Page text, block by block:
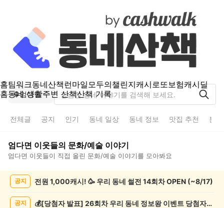
홈팀워크동네산책런마일모두의챌린지캐시로또보험캐시딜
홈동네 생활주변 산책산책 기록
엄다면
전체글 공지 인기 동네 일상 동네 정보 맛집 추천 분
엄다면 이웃들의 문화/예술 이야기
엄다면 이웃들이 직접 올린 문화/예술 이야기를 모아봐요
공지 전원 1,000캐시! 🥳 우리 동네 썰전 14회차 OPEN (~8/17)
공지 💰[당첨자 발표] 26회차 우리 동네 정보왕 이벤트 당첨자를 발표합니다!